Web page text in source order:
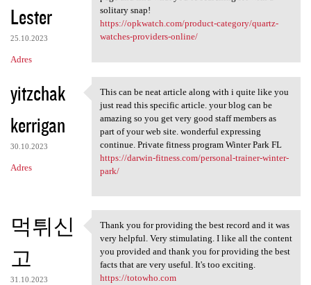
Lester
25.10.2023
Adres
solitary snap!
https://opkwatch.com/product-category/quartz-
watches-providers-online/
yitzchak
kerrigan
30.10.2023
Adres
This can be neat article
This can be neat article along with i quite like you
just read this specific article. your blog can be
amazing so you get very good staff members as
part of your web site. wonderful expressing
continue. Private fitness program Winter Park FL
https://darwin-fitness.com/personal-trainer-winter-
park/
먹튀신
고
31.10.2023
Thank you for providing the
Thank you for providing the best record and it was
very helpful. Very stimulating. I like all the content
you provided and thank you for providing the best
facts that are very useful. It's too exciting.
https://totowho.com